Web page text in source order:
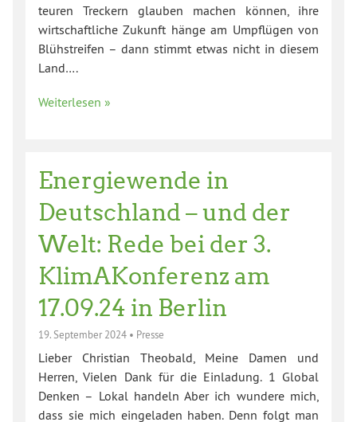
teuren Treckern glauben machen können, ihre
wirtschaftliche Zukunft hänge am Umpflügen von
Blühstreifen – dann stimmt etwas nicht in diesem
Land….
Weiterlesen »
Energiewende in
Deutschland – und der
Welt: Rede bei der 3.
KlimAKonferenz am
17.09.24 in Berlin
19. September 2024 • Presse
Lieber Christian Theobald, Meine Damen und
Herren, Vielen Dank für die Einladung. 1 Global
Denken – Lokal handeln Aber ich wundere mich,
dass sie mich eingeladen haben. Denn folgt man